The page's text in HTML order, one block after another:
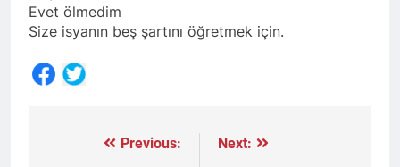
Evet ölmedim
Size isyanın beş şartını öğretmek için.
Previous:
Next: